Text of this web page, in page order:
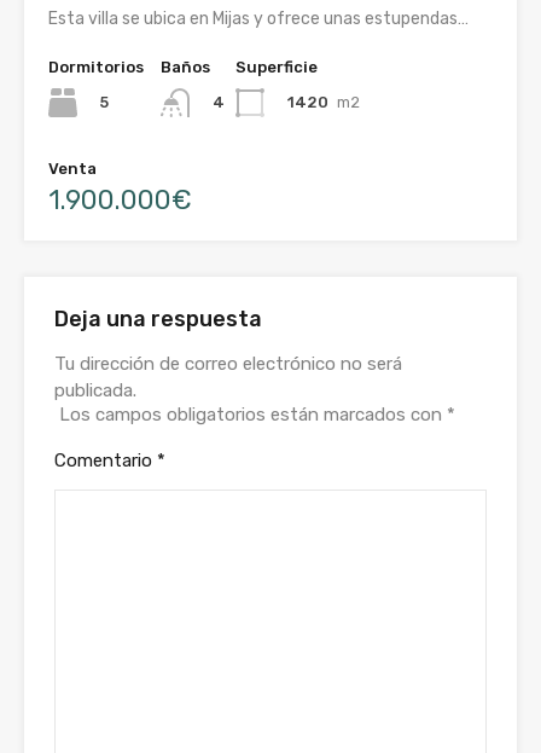
Esta villa se ubica en Mijas y ofrece unas estupendas…
Dormitorios
5
Baños
4
Superficie
1420 m2
Venta
1.900.000€
Deja una respuesta
Tu dirección de correo electrónico no será
publicada.
Los campos obligatorios están marcados con *
Comentario *